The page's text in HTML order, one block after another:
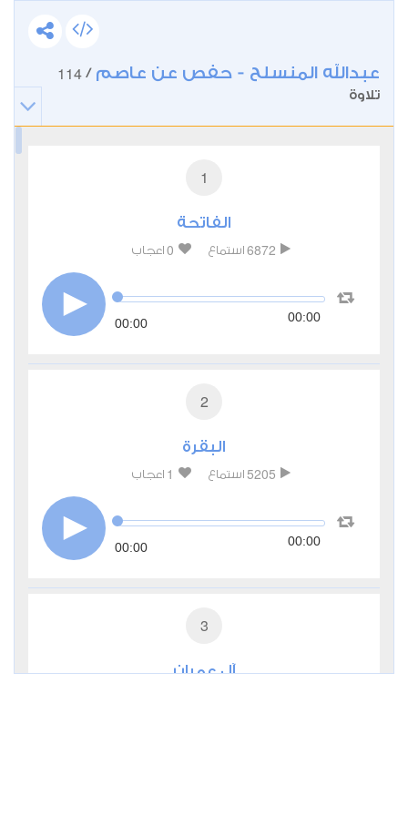
عبدالله المنسلح - حفص عن عاصم /
114
تلاوة
1
الفاتحة
6872 استماع 0 اعجاب
00:00 00:00
2
البقرة
5205 استماع 1 اعجاب
00:00 00:00
3
آل عمران